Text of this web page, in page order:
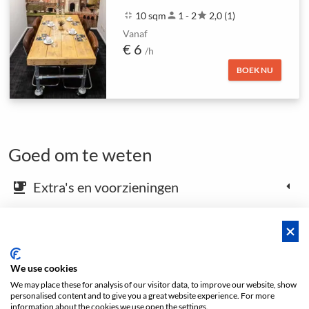
fullscreen_exit 10 sqmperson 1 - 2star 2,0 (1)
Vanaf
€ 6 /h
BOEK NU
Goed om te weten
emoji_food_beverage Extra's en voorzieningen
Open footer
We use cookies
We may place these for analysis of our visitor data, to improve our website, show
personalised content and to give you a great website experience. For more
information about the cookies we use open the settings.